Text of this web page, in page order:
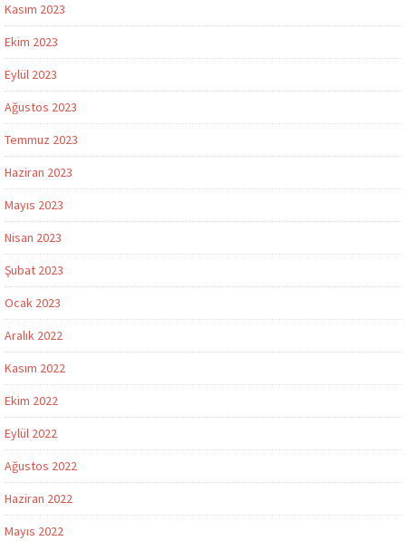
Kasım 2023
Ekim 2023
Eylül 2023
Ağustos 2023
Temmuz 2023
Haziran 2023
Mayıs 2023
Nisan 2023
Şubat 2023
Ocak 2023
Aralık 2022
Kasım 2022
Ekim 2022
Eylül 2022
Ağustos 2022
Haziran 2022
Mayıs 2022